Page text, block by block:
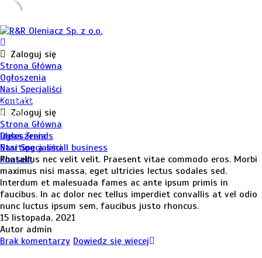
Skip
to
content
Zaloguj się
Strona Główna
Ogłoszenia
Nasi Specjaliści
Kontakt
Zaloguj się
Strona Główna
Ogłoszenia
Nasi Specjaliści
Kontakt
2 Posts
sapien
Ideas Trends
Starting a small business
Phasellus nec velit velit. Praesent vitae commodo eros. Morbi
maximus nisi massa, eget ultricies lectus sodales sed.
Interdum et malesuada fames ac ante ipsum primis in
faucibus. In ac dolor nec tellus imperdiet convallis at vel odio
nunc luctus ipsum sem, faucibus justo rhoncus.
15 listopada, 2021
Autor admin
Brak komentarzy Dowiedz się więcej